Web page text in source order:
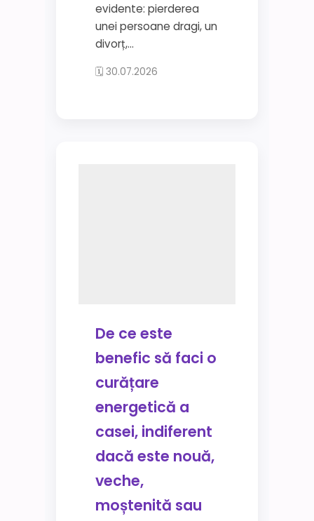
evidente: pierderea
unei persoane dragi, un
divorț,...
🗓 30.07.2026
De ce este
benefic să faci o
curățare
energetică a
casei, indiferent
dacă este nouă,
veche,
moștenită sau